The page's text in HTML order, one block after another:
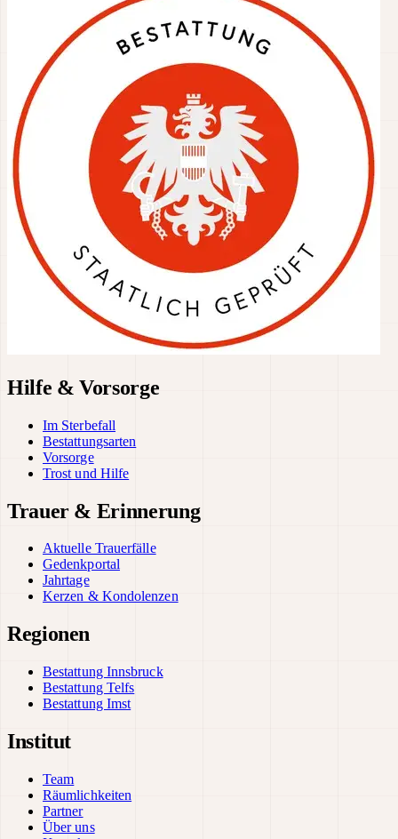
Hilfe & Vorsorge
Im Sterbefall
Bestattungsarten
Vorsorge
Trost und Hilfe
Trauer & Erinnerung
Aktuelle Trauerfälle
Gedenkportal
Jahrtage
Kerzen & Kondolenzen
Regionen
Bestattung Innsbruck
Bestattung Telfs
Bestattung Imst
Institut
Team
Räumlichkeiten
Partner
Über uns